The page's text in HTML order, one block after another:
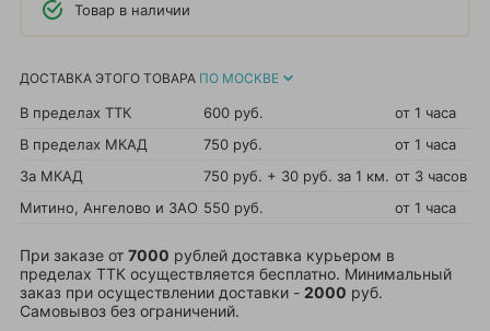
Товар в наличии
ДОСТАВКА ЭТОГО ТОВАРА ПО МОСКВЕ
В пределах ТТК 600 руб.
от 1 часа
В пределах МКАД
750 руб.
от 1 часа
За МКАД
750 руб. + 30 руб. за 1 км. от 3 часов
Митино, Ангелово и ЗАО 550 руб. от 1 часа
При заказе от 7000 рублей доставка курьером в
пределах ТТК осуществляется бесплатно. Минимальный
заказ при осуществлении доставки - 2000 руб.
Самовывоз без ограничений.